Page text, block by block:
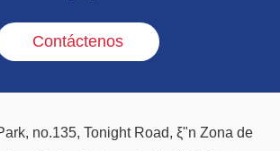
Contáctenos
no.135, Tonight Road, ξ"n Zona de